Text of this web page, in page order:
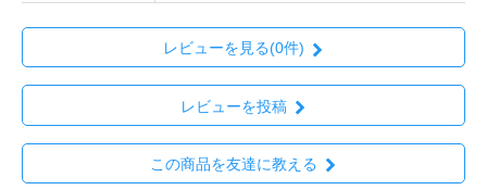
レビューを見る(0件)
レビューを投稿
この商品を友達に教える